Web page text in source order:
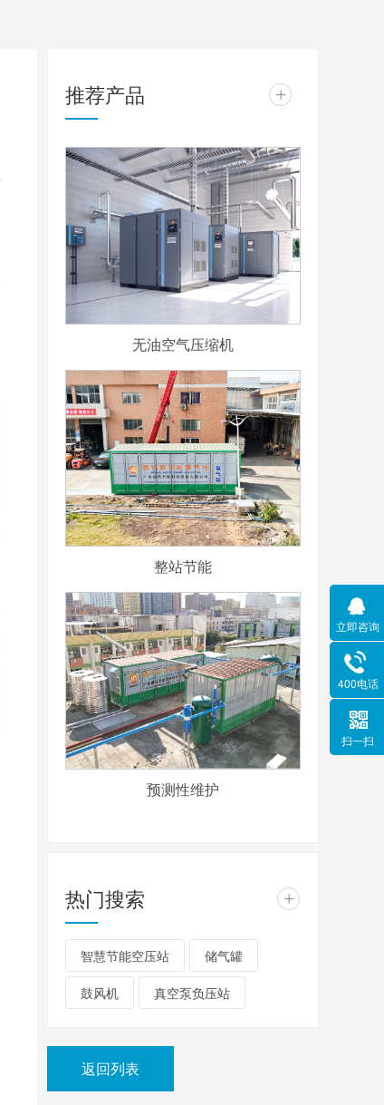
推荐产品 +
无油空气压缩机
整站节能
预测性维护
热门搜索 +
智慧节能空压站 储气罐
鼓风机 真空泵负压站
返回列表
立即咨询
400电话
扫一扫